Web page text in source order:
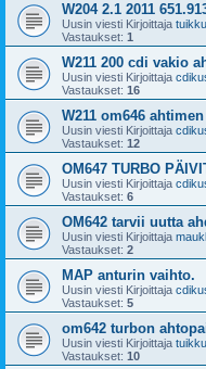
W204 2.1 2011
Uusin viesti Kirjoittaja tuikku
Vastaukset: 1
W211 200 cdi vakio
Uusin viesti Kirjoittaja
Vastaukset: 16
W211 om646
Uusin viesti Kirjoittaja
Vastaukset: 12
OM647 TURBO
Uusin viesti Kirjoittaja
Vastaukset: 6
OM642 tarvii uutta
Uusin viesti Kirjoittaja
Vastaukset: 2
MAP anturin vaihto.
Uusin viesti Kirjoittaja
Vastaukset: 5
om642 turbon
Uusin viesti Kirjoittaja tuikku
Vastaukset: 10